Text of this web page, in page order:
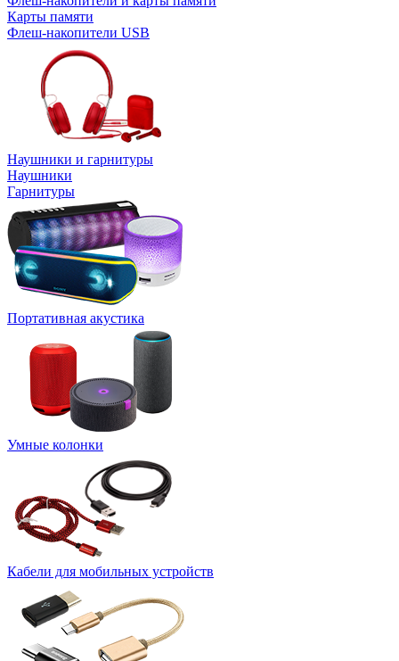
Карты памяти
Флеш-накопители USB
Наушники и гарнитуры
Наушники
Гарнитуры
Портативная акустика
Умные колонки
Кабели для мобильных устройств